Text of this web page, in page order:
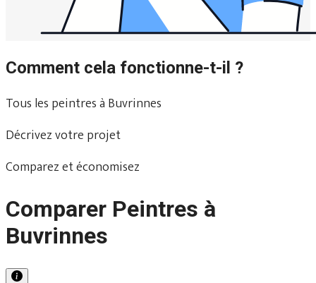
Comment cela fonctionne-t-il ?
Tous les peintres à Buvrinnes
Décrivez votre projet
Comparez et économisez
Comparer Peintres à
Buvrinnes